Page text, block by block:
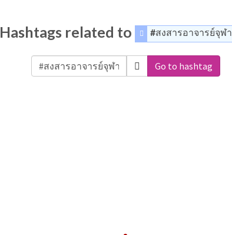
Hashtags related to #สงสารอาจารย์จุฬา
Go to hashtag